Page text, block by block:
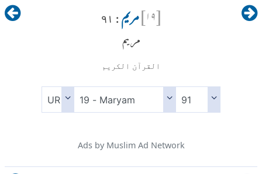
[۱۹]مریم : ۹۱
مريم
القرآن الكريم
Ads by Muslim Ad Network